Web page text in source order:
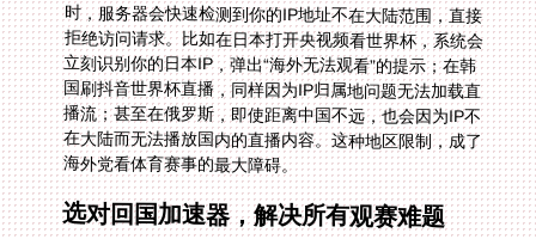
海外党看体育赛事的最大障碍。
选对回国加速器，解决所有观赛难题